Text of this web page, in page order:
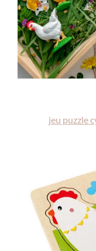
jeu puzzle